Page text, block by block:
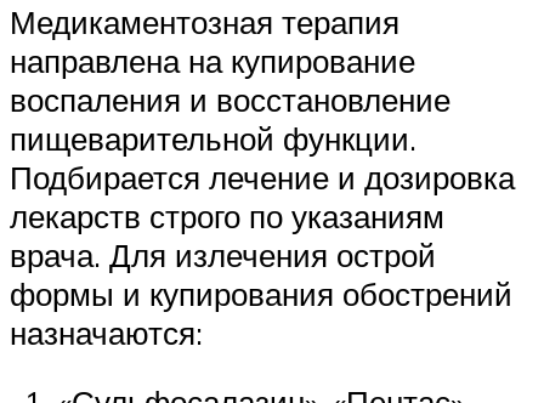
Медикаментозная терапия
направлена на купирование
воспаления и восстановление
пищеварительной функции.
Подбирается лечение и дозировка
лекарств строго по указаниям
врача. Для излечения острой
формы и купирования обострений
назначаются: